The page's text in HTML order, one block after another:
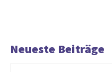
Neueste Beiträge